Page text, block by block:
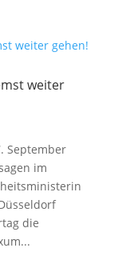
weiter
September
im
die